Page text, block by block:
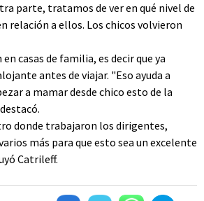
parte, tratamos de ver en qué nivel de
relación a ellos. Los chicos volvieron
casas de familia, es decir que ya
antes de viajar. "Eso ayuda a
a mamar desde chico esto de la
donde trabajaron los dirigentes,
más para que esto sea un excelente
Catrileff.